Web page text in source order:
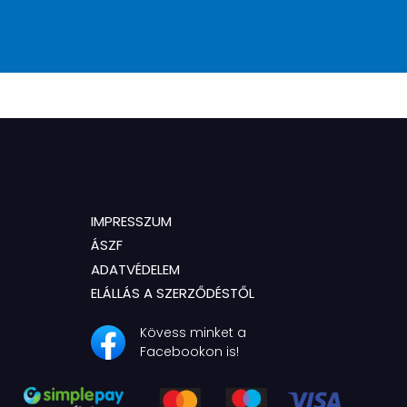
IMPRESSZUM
ÁSZF
ADATVÉDELEM
ELÁLLÁS A SZERZŐDÉSTŐL
Kövess minket a
Facebookon is!